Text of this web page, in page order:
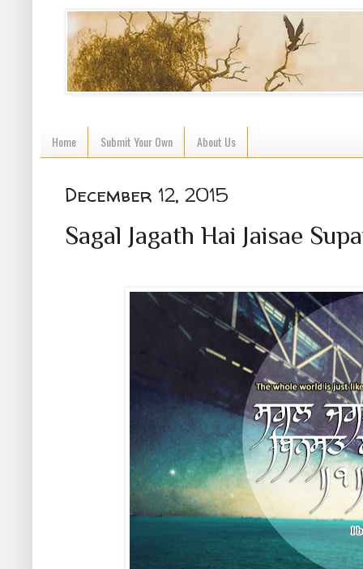
Home Submit Your Own About Us
December 12, 2015
Sagal Jagath Hai Jaisae